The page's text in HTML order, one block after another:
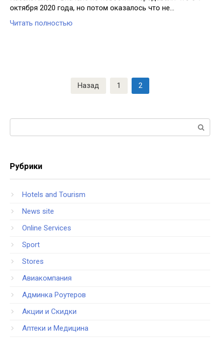
октября 2020 года, но потом оказалось что не…
Читать полностью
Назад 1 2
Рубрики
Hotels and Tourism
News site
Online Services
Sport
Stores
Авиакомпания
Админка Роутеров
Акции и Скидки
Аптеки и Медицина